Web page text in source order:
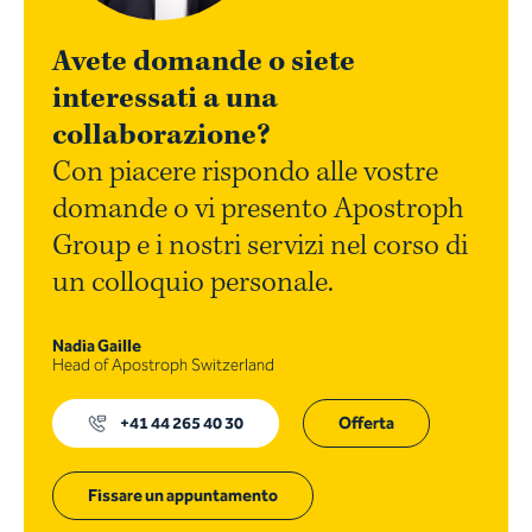
Avete domande o siete
interessati a una
collaborazione?
Con piacere rispondo alle vostre
domande o vi presento Apostroph
Group e i nostri servizi nel corso di
un colloquio personale.
Nadia Gaille
Head of Apostroph Switzerland
+41 44 265 40 30 Offerta
Fissare un appuntamento